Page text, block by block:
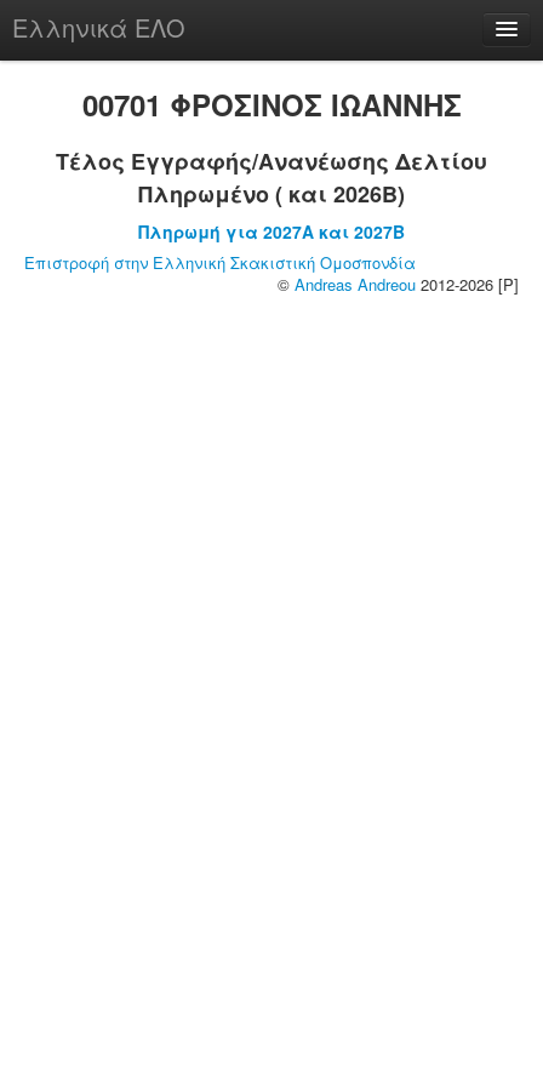
Ελληνικά ΕΛΟ
chesstu.be @ discord
00701 ΦΡΟΣΙΝΟΣ ΙΩΑΝΝΗΣ
Τέλος Εγγραφής/Ανανέωσης Δελτίου
Πληρωμένο ( και 2026B)
Πληρωμή για 2027A και 2027B
Επιστροφή στην Ελληνική Σκακιστική Ομοσπονδία
© Andreas Andreou 2012-2026 [P]